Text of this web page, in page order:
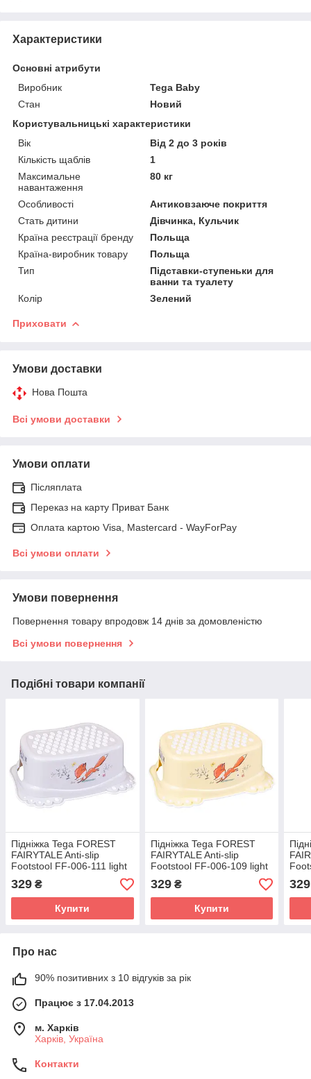
Характеристики
Основні атрибути
Виробник
Tega Baby
Стан
Новий
Користувальницькі характеристики
Вік
Від 2 до 3 років
Кількість щаблів
1
Максимальне
навантаження
80 кг
Особливості
Антиковзаюче покриття
Стать дитини
Дівчинка, Кульчик
Країна реєстрації бренду
Польща
Країна-виробник товару
Польща
Тип
Підставки-ступеньки для
ванни та туалету
Колір
Зелений
Приховати
Умови доставки
Нова Пошта
Всі умови доставки
Умови оплати
Післяплата
Переказ на карту Приват Банк
Оплата картою Visa, Mastercard - WayForPay
Всі умови оплати
Умови повернення
Повернення товару впродовж 14 днів за домовленістю
Всі умови повернення
Подібні товари компанії
Підніжка Tega FOREST
FAIRYTALE Anti-slip
Footstool FF-006-111 light
beige (бежевий)
329 ₴
Купити
Підніжка Tega FOREST
FAIRYTALE Anti-slip
Footstool FF-006-109 light
yellow (жовтий)
329₴
Купити
blue
329
Про нас
90% позитивних з 10 відгуків за рік
Працює з 17.04.2013
м. Харків
Харків, Україна
Контакти